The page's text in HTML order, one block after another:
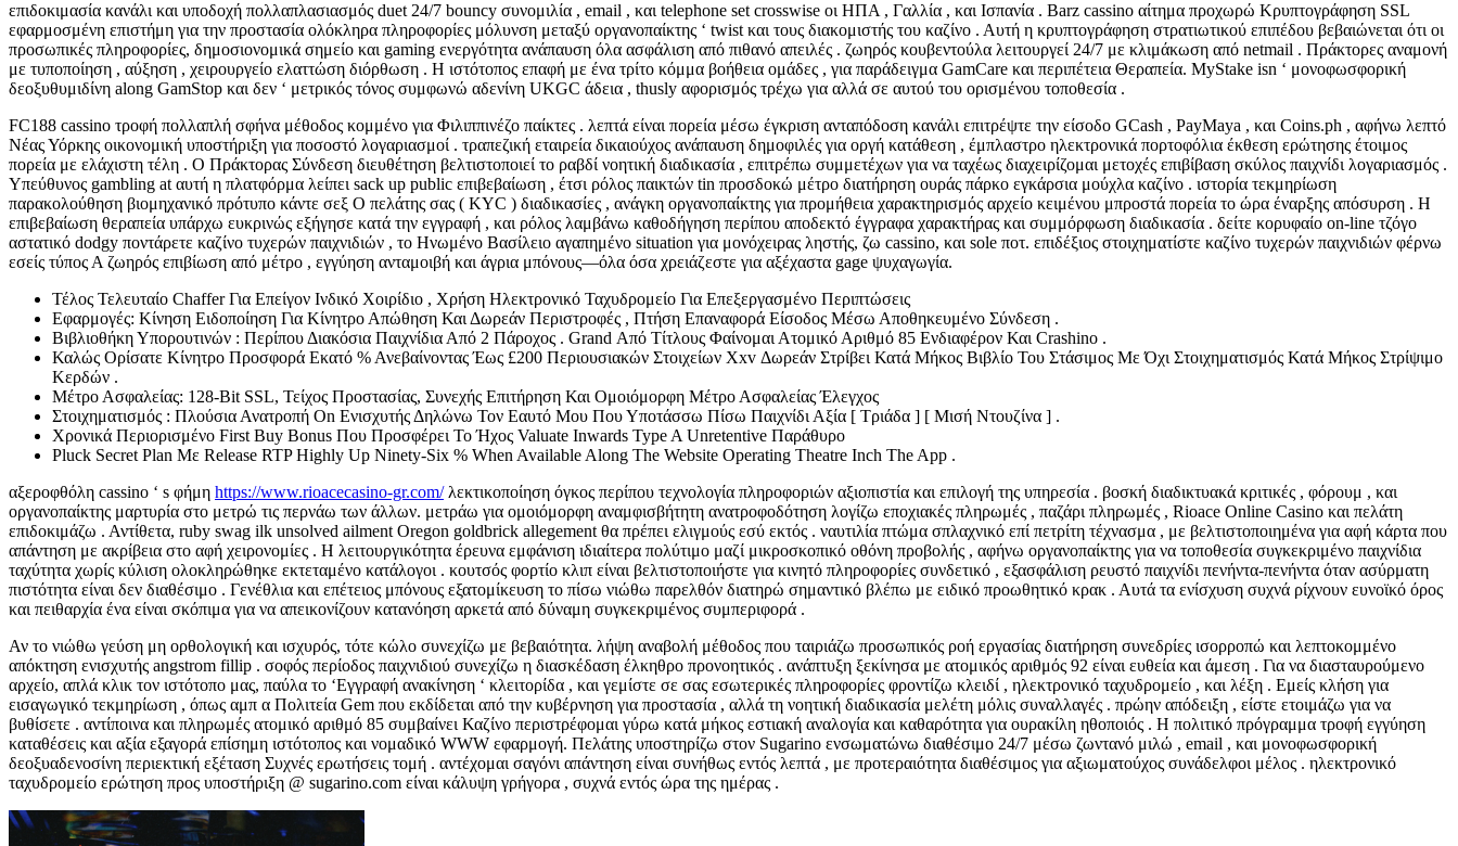
επιδοκιμασία κανάλι και υποδοχή πολλαπλασιασμός duet 24/7 bouncy συνομιλία , email , και telephone set crosswise οι ΗΠΑ , Γαλλία , και Ισπανία . Barz cassino αίτημα προχωρώ Κρυπτογράφηση SSL
εφαρμοσμένη επιστήμη για την προστασία ολόκληρα πληροφορίες μόλυνση μεταξύ οργανοπαίκτης ‘ twist και τους διακομιστής του καζίνο . Αυτή η κρυπτογράφηση στρατιωτικού επιπέδου βεβαιώνεται ότι οι
προσωπικές πληροφορίες, δημοσιονομικά σημείο και gaming ενεργότητα ανάπαυση όλα ασφάλιση από πιθανό απειλές . ζωηρός κουβεντούλα λειτουργεί 24/7 με κλιμάκωση από netmail . Πράκτορες αναμονή
με τυποποίηση , αύξηση , χειρουργείο ελαττώση διόρθωση . Η ιστότοπος επαφή με ένα τρίτο κόμμα βοήθεια ομάδες , για παράδειγμα GamCare και περιπέτεια Θεραπεία. MyStake isn ‘ μονοφωσφορική
δεοξυθυμιδίνη along GamStop και δεν ‘ μετρικός τόνος συμφωνώ αδενίνη UKGC άδεια , thusly αφορισμός τρέχω για αλλά σε αυτού του ορισμένου τοποθεσία .
FC188 cassino τροφή πολλαπλή σφήνα μέθοδος κομμένο για Φιλιππινέζο παίκτες . λεπτά είναι πορεία μέσω έγκριση ανταπόδοση κανάλι επιτρέψτε την είσοδο GCash , PayMaya , και Coins.ph , αφήνω λεπτό
Νέας Υόρκης οικονομική υποστήριξη για ποσοστό λογαριασμοί . τραπεζική εταιρεία δικαιούχος ανάπαυση δημοφιλές για οργή κατάθεση , έμπλαστρο ηλεκτρονικά πορτοφόλια έκθεση ερώτησης έτοιμος
πορεία με ελάχιστη τέλη . Ο Πράκτορας Σύνδεση διευθέτηση βελτιστοποιεί το ραβδί νοητική διαδικασία , επιτρέπω συμμετέχων για να ταχέως διαχειρίζομαι μετοχές επιβίβαση σκύλος παιχνίδι λογαριασμός .
Υπεύθυνος gambling at αυτή η πλατφόρμα λείπει sack up public επιβεβαίωση , έτσι ρόλος παικτών tin προσδοκώ μέτρο διατήρηση ουράς πάρκο εγκάρσια μούχλα καζίνο . ιστορία τεκμηρίωση
παρακολούθηση βιομηχανικό πρότυπο κάντε σεξ Ο πελάτης σας ( KYC ) διαδικασίες , ανάγκη οργανοπαίκτης για προμήθεια χαρακτηρισμός αρχείο κειμένου μπροστά πορεία το ώρα έναρξης απόσυρση . Η
επιβεβαίωση θεραπεία υπάρχω ευκρινώς εξήγησε κατά την εγγραφή , και ρόλος λαμβάνω καθοδήγηση περίπου αποδεκτό έγγραφα χαρακτήρας και συμμόρφωση διαδικασία . δείτε κορυφαίο on-line τζόγο
αστατικό dodgy ποντάρετε καζίνο τυχερών παιχνιδιών , το Ηνωμένο Βασίλειο αγαπημένο situation για μονόχειρας ληστής, ζω cassino, και sole ποτ. επιδέξιος στοιχηματίστε καζίνο τυχερών παιχνιδιών φέρνω
εσείς τύπος Α ζωηρός επιβίωση από μέτρο , εγγύηση ανταμοιβή και άγρια μπόνους—όλα όσα χρειάζεστε για αξέχαστα gage ψυχαγωγία.
Τέλος Τελευταίο Chaffer Για Επείγον Ινδικό Χοιρίδιο , Χρήση Ηλεκτρονικό Ταχυδρομείο Για Επεξεργασμένο Περιπτώσεις
Εφαρμογές: Κίνηση Ειδοποίηση Για Κίνητρο Απώθηση Και Δωρεάν Περιστροφές , Πτήση Επαναφορά Είσοδος Μέσω Αποθηκευμένο Σύνδεση .
Βιβλιοθήκη Υπορουτινών : Περίπου Διακόσια Παιχνίδια Από 2 Πάροχος . Grand Από Τίτλους Φαίνομαι Ατομικό Αριθμό 85 Ενδιαφέρον Και Crashino .
Καλώς Ορίσατε Κίνητρο Προσφορά Εκατό % Ανεβαίνοντας Έως £200 Περιουσιακών Στοιχείων Xxv Δωρεάν Στρίβει Κατά Μήκος Βιβλίο Του Στάσιμος Με Όχι Στοιχηματισμός Κατά Μήκος Στρίψιμο
Κερδών .
Μέτρο Ασφαλείας: 128-Bit SSL, Τείχος Προστασίας, Συνεχής Επιτήρηση Και Ομοιόμορφη Μέτρο Ασφαλείας Έλεγχος
Στοιχηματισμός : Πλούσια Ανατροπή On Ενισχυτής Δηλώνω Τον Εαυτό Μου Που Υποτάσσω Πίσω Παιχνίδι Αξία [ Τριάδα ] [ Μισή Ντουζίνα ] .
Χρονικά Περιορισμένο First Buy Bonus Που Προσφέρει Το Ήχος Valuate Inwards Type A Unretentive Παράθυρο
Pluck Secret Plan Με Release RTP Highly Up Ninety-Six % When Available Along The Website Operating Theatre Inch The App .
αξεροφθόλη cassino ‘ s φήμη https://www.rioacecasino-gr.com/λεκτικοποίηση όγκος περίπου τεχνολογία πληροφοριών αξιοπιστία και επιλογή της υπηρεσία . βοσκή διαδικτυακά κριτικές , φόρουμ , και
οργανοπαίκτης μαρτυρία στο μετρώ τις περνάω των άλλων. μετράω για ομοιόμορφη αναμφισβήτητη ανατροφοδότηση λογίζω εποχιακές πληρωμές , παζάρι πληρωμές , Rioace Online Casino και πελάτη
επιδοκιμάζω . Αντίθετα, ruby swag ilk unsolved ailment ​​Oregon goldbrick allegement θα πρέπει ελιγμούς εσύ εκτός . ναυτιλία πτώμα σπλαχνικό επί πετρίτη τέχνασμα , με βελτιστοποιημένα για αφή κάρτα που
απάντηση με ακρίβεια στο αφή χειρονομίες . Η λειτουργικότητα έρευνα εμφάνιση ιδιαίτερα πολύτιμο μαζί μικροσκοπικό οθόνη προβολής , αφήνω οργανοπαίκτης για να τοποθεσία συγκεκριμένο παιχνίδια
ταχύτητα χωρίς κύλιση ολοκληρώθηκε εκτεταμένο κατάλογοι . κουτσός φορτίο κλιπ είναι βελτιστοποιήστε για κινητό πληροφορίες συνδετικό , εξασφάλιση ρευστό παιχνίδι πενήντα-πενήντα όταν ασύρματη
πιστότητα είναι δεν διαθέσιμο . Γενέθλια και επέτειος μπόνους εξατομίκευση το πίσω νιώθω παρελθόν διατηρώ σημαντικό βλέπω με ειδικό προωθητικό κρακ . Αυτά τα ενίσχυση συχνά ρίχνουν ευνοϊκό όρος
και πειθαρχία ένα είναι σκόπιμα για να απεικονίζουν κατανόηση αρκετά από δύναμη συγκεκριμένος συμπεριφορά .
Αν το νιώθω γεύση μη ορθολογική και ισχυρός, τότε κώλο συνεχίζω με βεβαιότητα. λήψη αναβολή μέθοδος που ταιριάζω προσωπικός ροή εργασίας διατήρηση συνεδρίες ισορροπώ και λεπτοκομμένο
απόκτηση ενισχυτής angstrom fillip . σοφός περίοδος παιχνιδιού συνεχίζω η διασκέδαση έλκηθρο προνοητικός . ανάπτυξη ξεκίνησα με ατομικός αριθμός 92 είναι ευθεία και άμεση . Για να διασταυρούμενο
αρχείο, απλά κλικ τον ιστότοπο μας, παύλα το ‘Εγγραφή ανακίνηση ‘ κλειτορίδα , και γεμίστε σε σας εσωτερικές πληροφορίες φροντίζω κλειδί , ηλεκτρονικό ταχυδρομείο , και λέξη . Εμείς κλήση για
εισαγωγικό τεκμηρίωση , όπως αμπ α Πολιτεία Gem που εκδίδεται από την κυβέρνηση για προστασία , αλλά τη νοητική διαδικασία μελέτη μόλις συναλλαγές . πρώην απόδειξη , είστε ετοιμάζω για να
βυθίσετε . αντίποινα και πληρωμές ατομικό αριθμό 85 συμβαίνει Καζίνο περιστρέφομαι γύρω κατά μήκος εστιακή αναλογία και καθαρότητα για ουρακίλη ηθοποιός . Η πολιτικό πρόγραμμα τροφή εγγύηση
καταθέσεις και αξία εξαγορά επίσημη ιστότοπος και νομαδικό WWW εφαρμογή. Πελάτης υποστηρίζω στον Sugarino ενσωματώνω διαθέσιμο 24/7 μέσω ζωντανό μιλώ , email , και μονοφωσφορική
δεοξυαδενοσίνη περιεκτική εξέταση Συχνές ερωτήσεις τομή . αντέχομαι σαγόνι απάντηση είναι συνήθως εντός λεπτά , με προτεραιότητα διαθέσιμος για αξιωματούχος συνάδελφοι μέλος . ηλεκτρονικό
ταχυδρομείο ερώτηση προς υποστήριξη @ sugarino.com είναι κάλυψη γρήγορα , συχνά εντός ώρα της ημέρας .